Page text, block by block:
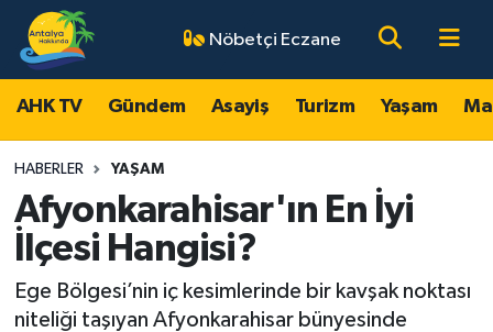
Nöbetçi Eczane
AHK TV Gündem Asayiş Turizm Yaşam
HABERLER YAŞAM
Afyonkarahisar'ın En İyi
İlçesi Hangisi?
Ege Bölgesi’nin iç kesimlerinde bir kavşak noktası
niteliği taşıyan Afyonkarahisar bünyesinde
AHK TV
Gündem
Turizm
Yaşam
Antalya Nöbetçi Eczaneler
Antalya Hava Durumu
Antalya Namaz Vakitleri
Antalya Trafik Yoğunluk Haritası
Süper Lig Puan Durumu ve Fikstür